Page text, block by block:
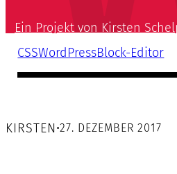
Ein Projekt von Kirsten
CSSWordPressBlock-Editor
KIRSTEN•27. DEZEMBER 2017